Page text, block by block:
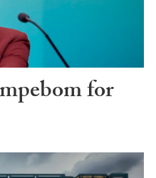
for